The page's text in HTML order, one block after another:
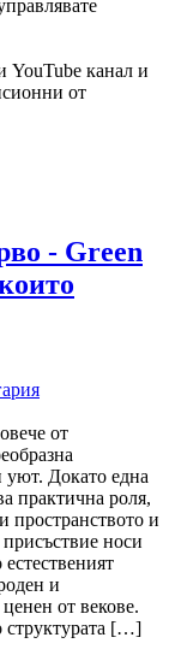
YouTube канал и
от
- Green
от
уют. Докато една
практична роля,
пространството и
носи
и
от векове.
структурата […]